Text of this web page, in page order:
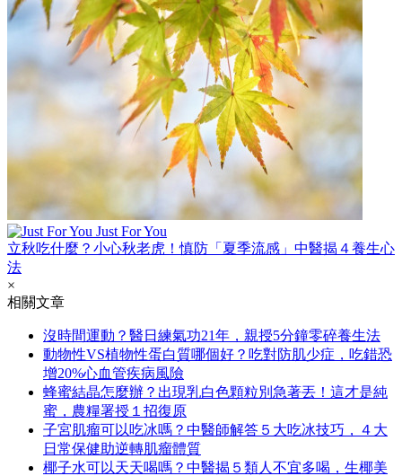
Just For You
立秋吃什麼？小心秋老虎！慎防「夏季流感」中醫揭４養生心
法
×
相關文章
沒時間運動？醫日練氣功21年，親授5分鐘零碎養生法
動物性VS植物性蛋白質哪個好？吃對防肌少症，吃錯恐
增20%心血管疾病風險
蜂蜜結晶怎麼辦？出現乳白色顆粒別急著丟！這才是純
蜜，農糧署授１招復原
子宮肌瘤可以吃冰嗎？中醫師解答５大吃冰技巧，４大
日常保健助逆轉肌瘤體質
椰子水可以天天喝嗎？中醫揭５類人不宜多喝，生椰美